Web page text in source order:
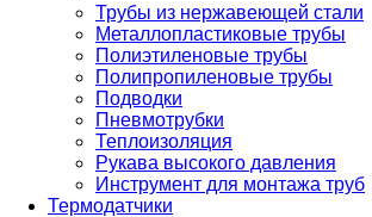
Трубы из нержавеющей стали
Металлопластиковые трубы
Полиэтиленовые трубы
Полипропиленовые трубы
Подводки
Пневмотрубки
Теплоизоляция
Рукава высокого давления
Инструмент для монтажа труб
Термодатчики